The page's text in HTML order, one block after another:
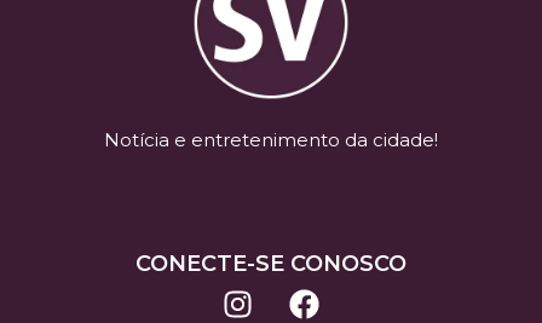
Notícia e entretenimento da cidade!
CONECTE-SE CONOSCO